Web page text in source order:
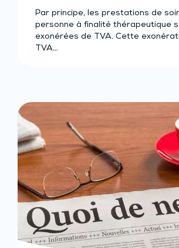
Par principe, les prestations de
personne à finalité thérapeutique
exonérées de TVA. Cette
TVA…